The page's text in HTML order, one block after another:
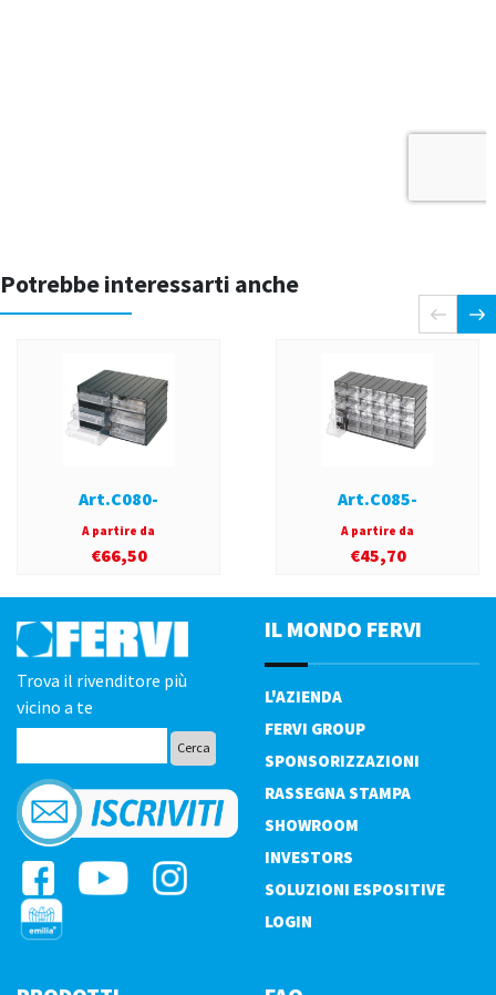
Potrebbe interessarti anche
Art.C080-
A partire da
€66,50
Art.C085-
A partire da
€45,70
Trova il rivenditore più
vicino a te
IL MONDO FERVI
L'AZIENDA
FERVI GROUP
SPONSORIZZAZIONI
RASSEGNA STAMPA
SHOWROOM
INVESTORS
SOLUZIONI ESPOSITIVE
LOGIN